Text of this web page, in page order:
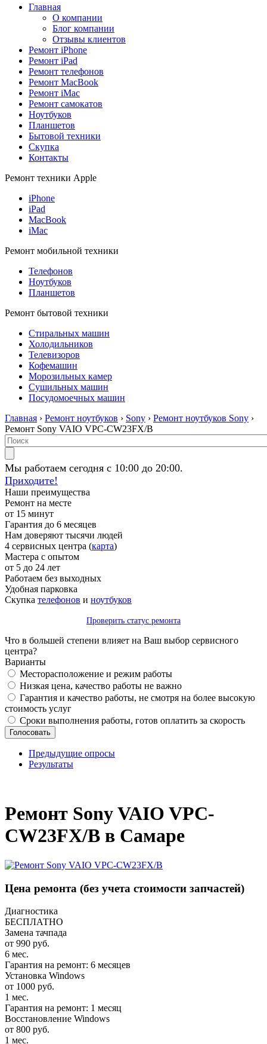
Главная
О компании
Блог компании
Отзывы клиентов
Ремонт iPhone
Ремонт iPad
Ремонт телефонов
Ремонт MacBook
Ремонт iMac
Ремонт самокатов
Ноутбуков
Планшетов
Бытовой техники
Скупка
Контакты
Ремонт техники Apple
iPhone
iPad
MacBook
iMac
Ремонт мобильной техники
Телефонов
Ноутбуков
Планшетов
Ремонт бытовой техники
Стиральных машин
Холодильников
Телевизоров
Кофемашин
Морозильных камер
Сушильных машин
Посудомоечных машин
Главная › Ремонт ноутбуков › Sony › Ремонт ноутбуков Sony ›
Ремонт Sony VAIO VPC-CW23FX/B
Мы работаем сегодня с 10:00 до 20:00.
Приходите!
Наши преимущества
Ремонт на месте
от 15 минут
Гарантия до 6 месяцев
Нам доверяют тысячи людей
4 сервисных центра (карта)
Мастера с опытом
от 5 до 24 лет
Работаем без выходных
Удобная парковка
Скупка телефонов и ноутбуков
Проверить статус ремонта
Что в большей степени влияет на Ваш выбор сервисного
центра?
Варианты
Месторасположение и режим работы
Низкая цена, качество работы не важно
Гарантия и качество работы, не смотря на более высокую
стоимость услуг
Сроки выполнения работы, готов оплатить за скорость
Предыдущие опросы
Результаты
Ремонт Sony VAIO VPC-
CW23FX/B в Самаре
Цена ремонта (без учета стоимости запчастей)
Диагностика
БЕСПЛАТНО
Замена тачпада
от 990 руб.
6 мес.
Гарантия на ремонт: 6 месяцев
Установка Windows
от 1000 руб.
1 мес.
Гарантия на ремонт: 1 месяц
Восстановление Windows
от 800 руб.
1 мес.